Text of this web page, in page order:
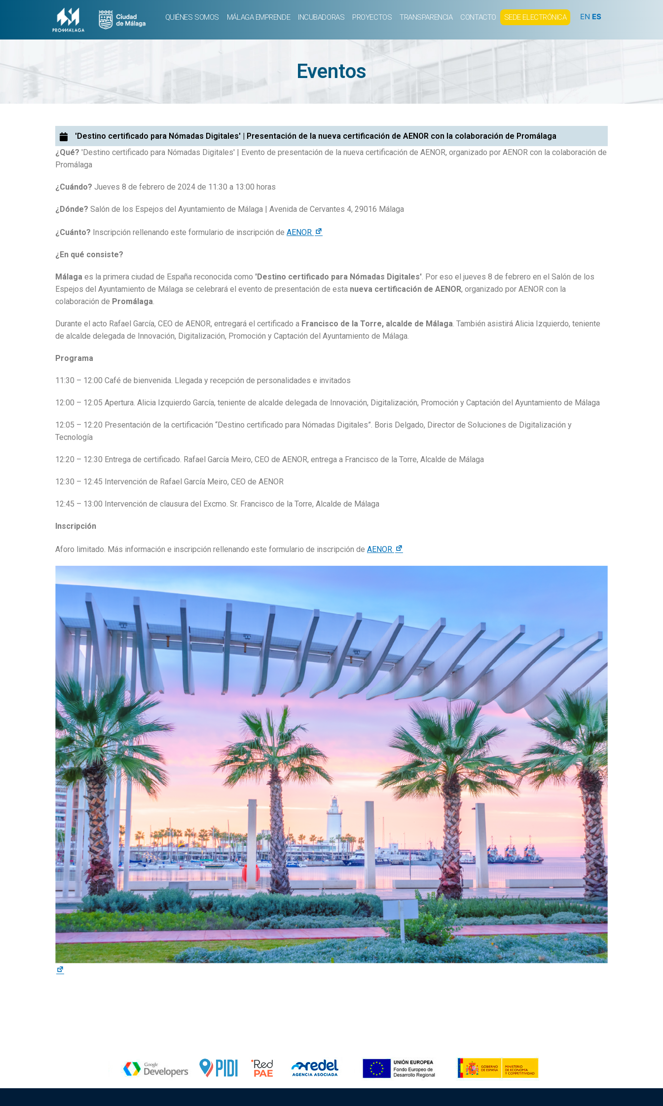
QUIÉNES SOMOS MÁLAGA EMPRENDE INCUBADORAS PROYECTOS TRANSPARENCIA CONTACTO SEDE ELECTRÓNICA EN ES
Eventos
'Destino certificado para Nómadas Digitales' | Presentación de la nueva certificación de AENOR con la colaboración de Promálaga
¿Qué? 'Destino certificado para Nómadas Digitales' | Evento de presentación de la nueva certificación de AENOR, organizado por AENOR con la colaboración de
Promálaga
¿Cuándo? Jueves 8 de febrero de 2024 de 11:30 a 13:00 horas
¿Dónde? Salón de los Espejos del Ayuntamiento de Málaga | Avenida de Cervantes 4, 29016 Málaga
¿Cuánto? Inscripción rellenando este formulario de inscripción de AENOR
¿En qué consiste?
Málaga es la primera ciudad de España reconocida como 'Destino certificado para Nómadas Digitales'. Por eso el jueves 8 de febrero en el Salón de los
Espejos del Ayuntamiento de Málaga se celebrará el evento de presentación de esta nueva certificación de AENOR, organizado por AENOR con la
colaboración de Promálaga.
Durante el acto Rafael García, CEO de AENOR, entregará el certificado a Francisco de la Torre, alcalde de Málaga. También asistirá Alicia Izquierdo, teniente
de alcalde delegada de Innovación, Digitalización, Promoción y Captación del Ayuntamiento de Málaga.
Programa
11:30 – 12:00 Café de bienvenida. Llegada y recepción de personalidades e invitados
12:00 – 12:05 Apertura. Alicia Izquierdo García, teniente de alcalde delegada de Innovación, Digitalización, Promoción y Captación del Ayuntamiento de Málaga
12:05 – 12:20 Presentación de la certificación “Destino certificado para Nómadas Digitales”. Boris Delgado, Director de Soluciones de Digitalización y
Tecnología
12:20 – 12:30 Entrega de certificado. Rafael García Meiro, CEO de AENOR, entrega a Francisco de la Torre, Alcalde de Málaga
12:30 – 12:45 Intervención de Rafael García Meiro, CEO de AENOR
12:45 – 13:00 Intervención de clausura del Excmo. Sr. Francisco de la Torre, Alcalde de Málaga
Inscripción
Aforo limitado. Más información e inscripción rellenando este formulario de inscripción de AENOR